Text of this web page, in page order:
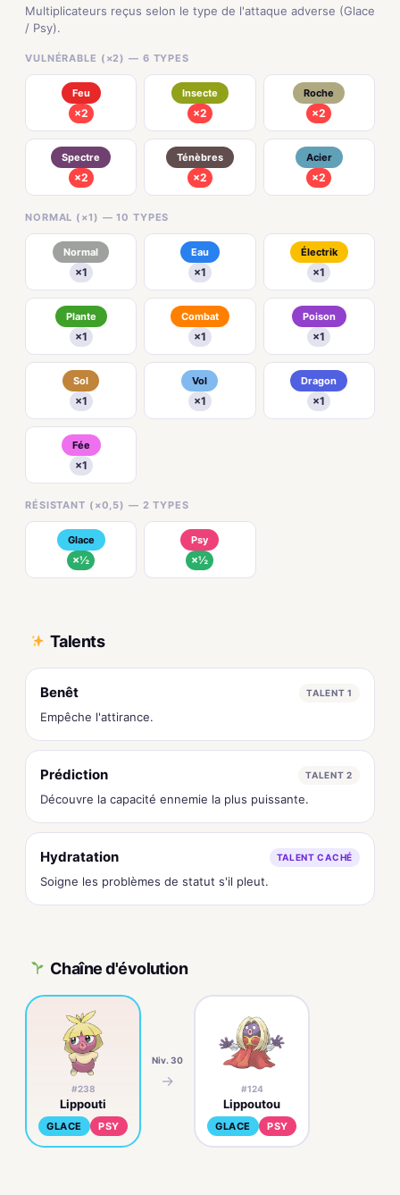
Multiplicateurs reçus selon le type de l'attaque adverse (Glace
/ Psy).
VULNÉRABLE (×2) — 6 TYPES
Feu
×2
Insecte
×2
Roche
×2
Spectre
×2
Ténèbres
×2
Acier
×2
NORMAL (×1) — 10 TYPES
Normal
×1
Eau
×1
Électrik
×1
Plante
×1
Combat
×1
Poison
×1
Sol
×1
Vol
×1
Dragon
×1
Fée
×1
RÉSISTANT (×0,5) — 2 TYPES
Glace
×½
Psy
×½
Talents
Benêt TALENT 1
Empêche l'attirance.
Prédiction TALENT 2
Découvre la capacité ennemie la plus puissante.
Hydratation TALENT CACHÉ
Soigne les problèmes de statut s'il pleut.
Chaîne d'évolution
#238
Lippouti
GLACE PSY
Niv. 30
→ #124
Lippoutou
GLACE PSY